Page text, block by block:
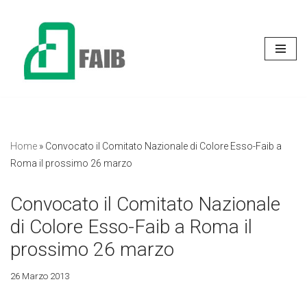
contenuto
Home » Convocato il Comitato Nazionale di Colore Esso-Faib a
Roma il prossimo 26 marzo
Convocato il Comitato Nazionale
di Colore Esso-Faib a Roma il
prossimo 26 marzo
26 Marzo 2013